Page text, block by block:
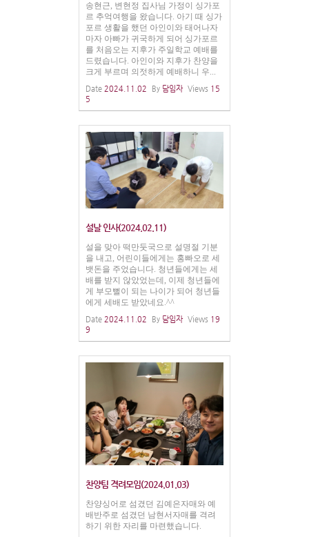
송현근, 변현정 집사님 가정이 싱가포
르 추억여행을 왔습니다. 아기 때 싱가
포르 생활을 했던 아인이와 태어나자
마자 아빠가 귀국하게 되어 싱가포르
를 처음오는 지후가 주일학교 예배를
드렸습니다. 아인이와 지후가 찬양을
크게 부르며 의젓하게 예배하니 우...
Date 2024.11.02 By 담임자 Views 15
5
설날 인사(2024.02.11)
설을 맞아 떡만둣국으로 설명절 기분
을 내고, 어린이들에게는 홍빠오로 세
뱃돈을 주었습니다. 청년들에게는 세
배를 받지 않았었는데, 이제 청년들에
게 부모뻘이 되는 나이가 되어 청년들
에게 세배도 받았네요.^^
Date 2024.11.02 By 담임자 Views 19
9
찬양팀 격려모임(2024.01.03)
찬양싱어로 섬겼던 김예은자매와 예
배반주로 섬겼던 남현서자매를 격려
하기 위한 자리를 마련했습니다.